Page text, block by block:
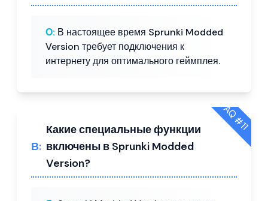
О: В настоящее время Sprunki Modded
Version требует подключения к
интернету для оптимального геймплея.
FAQ #
11
В:
Какие специальные функции
включены в Sprunki Modded
Version?